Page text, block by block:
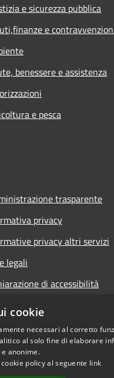
e sicurezza pubblica
e
benessere e assistenza
e pesca
trasparente
privacy
privacy altri servizi
legali
di accessibilità
cookie
necessari al corretto
al solo fine di elaborare
anonime.
policy al seguente link